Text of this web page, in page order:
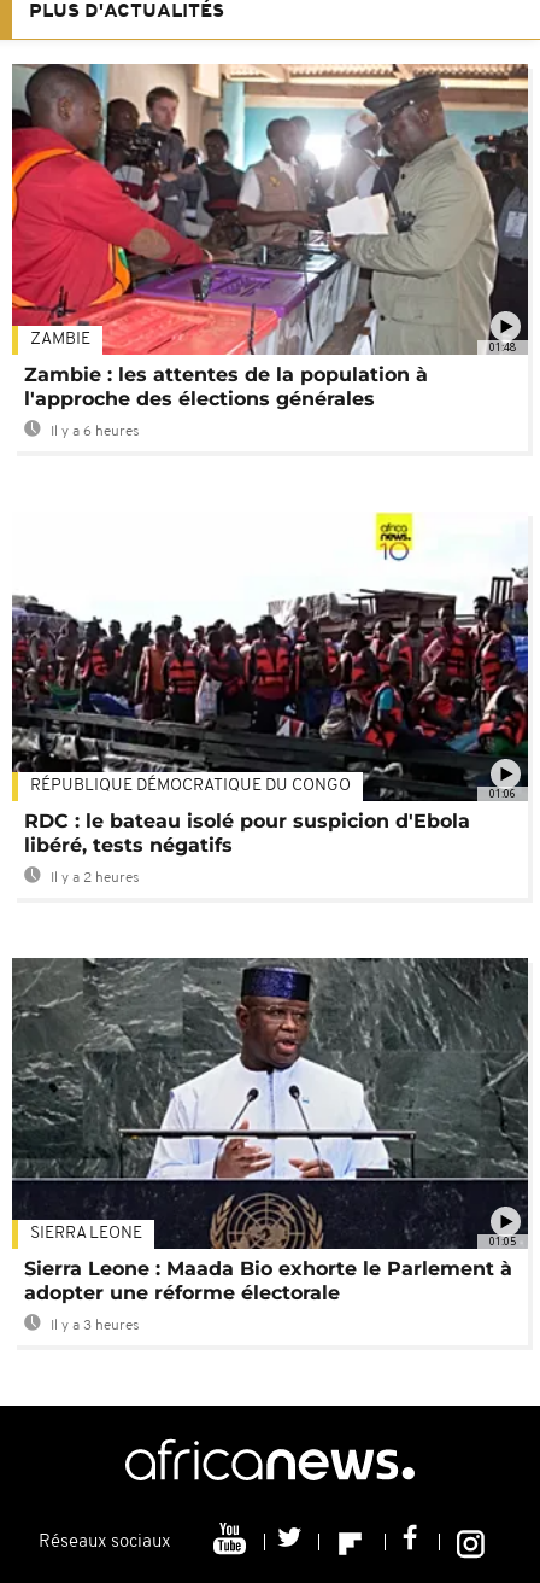
PLUS D'ACTUALITÉS
01:48
ZAMBIE
Zambie : les attentes de la population à
l'approche des élections générales
Il y a 6 heures
01:06
RÉPUBLIQUE DÉMOCRATIQUE DU CONGO
RDC : le bateau isolé pour suspicion d'Ebola
libéré, tests négatifs
Il y a 2 heures
01:05
SIERRA LEONE
Sierra Leone : Maada Bio exhorte le Parlement à
adopter une réforme électorale
Il y a 3 heures
Réseaux sociaux